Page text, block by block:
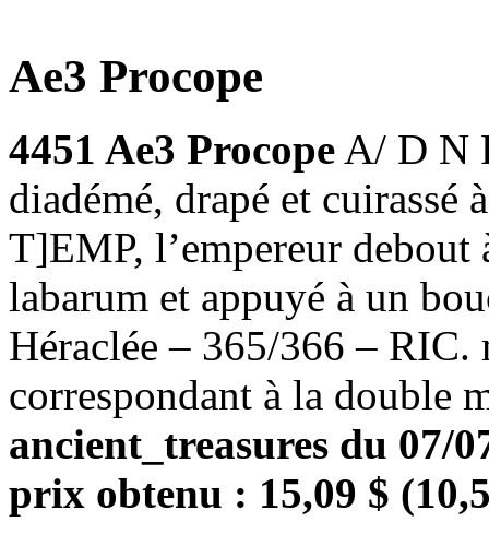
Ae3 Procope
4451 Ae3 Procope A/ D N
diadémé, drapé et
T]EMP, l’empereur debout
labarum et appuyé à un
Héraclée – 365/366 – RIC.
correspondant à la double
ancient_treasures du 07/
prix obtenu : 15,09 $